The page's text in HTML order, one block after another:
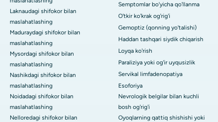
Laknaudagi shifokor bilan
maslahatlashing
Maduraydagi shifokor bilan
maslahatlashing
Mysordagi shifokor bilan
maslahatlashing
Nashikdagi shifokor bilan
maslahatlashing
Noidadagi shifokor bilan
maslahatlashing
Nelloredagi shifokor bilan
Semptomlar bo'yicha qo'llanma
O'tkir ko'krak og'rig'i
Gemoptiz (qonning yo'talishi)
Haddan tashqari siydik chiqarish
Loyqa ko'rish
Paraliziya yoki og'ir uyqusizlik
Servikal limfadenopatiya
Esoforiya
Nevrologik belgilar bilan kuchli
bosh og'rig'i
Oyoqlarning qattiq shishishi yoki